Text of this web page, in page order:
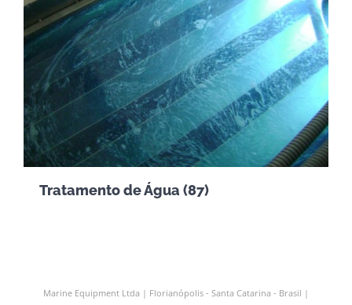
Tratamento de Água (87)
Marine Equipment Ltda | Florianópolis - Santa Catarina - Brasil |